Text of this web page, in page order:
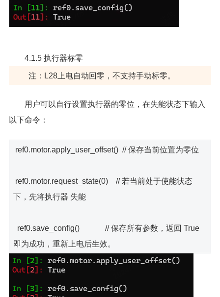
4.1.5 执行器标零
注：L28上电自动回零，不支持手动标零。
用户可以自行设置执行器的零位，在失能状态下输入
以下命令：
ref0.motor.apply_user_offset() // 保存当前位置为零位
ref0.motor.request_state(0) // 若当前处于使能状态
下，先将执行器 失能
ref0.save_config() // 保存所有参数，返回 True
即为成功，重新上电后生效。